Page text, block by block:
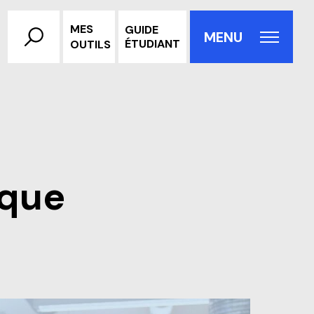
RechercherMES
OUTILS
GUIDE
ÉTUDIANT
MENU